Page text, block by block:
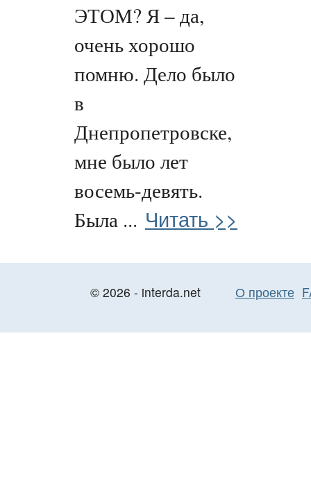
ЭТОМ? Я – да,
очень хорошо
помню. Дело было
в
Днепропетровске,
мне было лет
восемь-девять.
Была ... Читать >>
© 2026 - interda.net О проекте